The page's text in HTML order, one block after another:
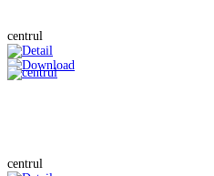
centrul
centrul